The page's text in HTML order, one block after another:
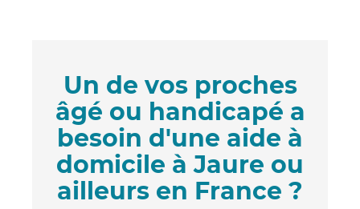
Un de vos proches
âgé ou handicapé a
besoin d'une aide à
domicile à Jaure ou
ailleurs en France ?